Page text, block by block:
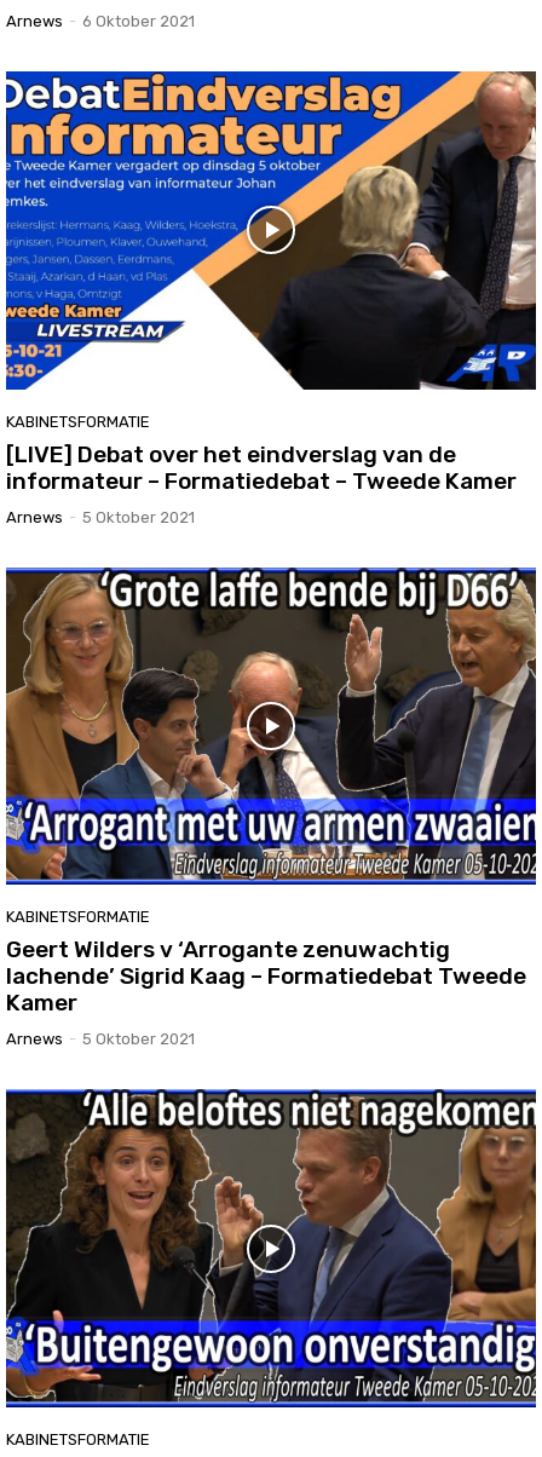
Arnews - 6 Oktober 2021
KABINETSFORMATIE
[LIVE] Debat over het eindverslag van de
informateur – Formatiedebat – Tweede Kamer
Arnews - 5 Oktober 2021
KABINETSFORMATIE
Geert Wilders v ‘Arrogante zenuwachtig
lachende’ Sigrid Kaag – Formatiedebat Tweede
Kamer
Arnews - 5 Oktober 2021
KABINETSFORMATIE